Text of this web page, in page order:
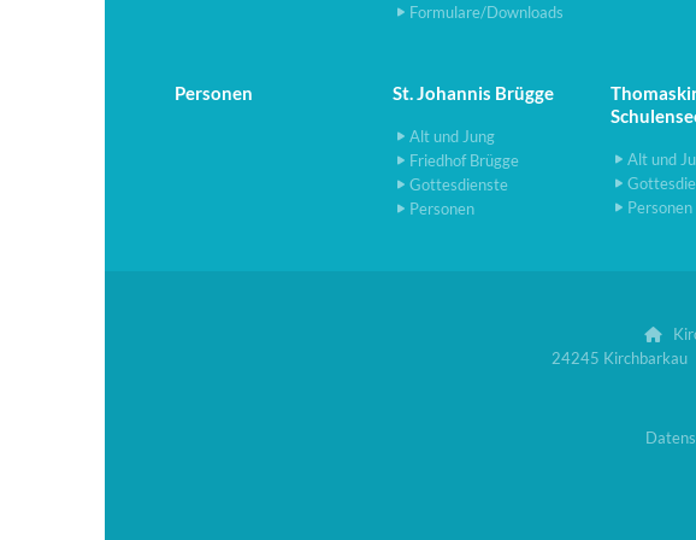
Formulare/Downloads
Personen St. Johannis Brügge
Alt und Jung
Friedhof Brügge
Gottesdienste
Personen
Alt und
Personen

24245 Kirchbarkau